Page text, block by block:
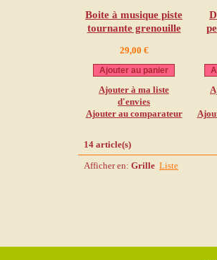
Boite à musique piste
tournante grenouille
29,00 €
Ajouter au panier
Ajouter à ma liste
d'envies
Ajouter au comparateur
14 article(s)
Afficher en: Grille Liste